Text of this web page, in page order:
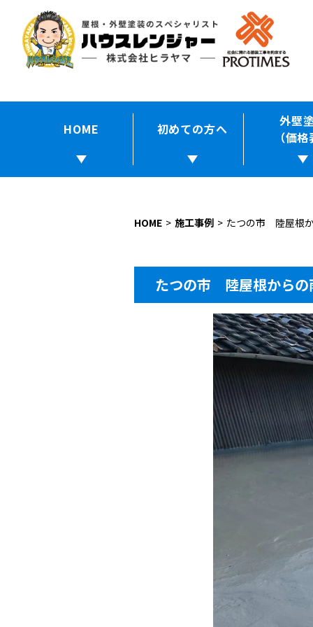
HOME 初めての方へ
外壁
（価
HOME 施工事例 たつの市 陸屋根
たつの市 陸屋根からの